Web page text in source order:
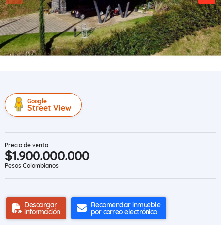
Google
Street View
Precio de venta
$1.900.000.000
Pesos Colombianos
Descargar
información
Recomendar inmueble
por correo electrónico